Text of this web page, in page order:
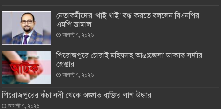
নেতাকর্মীদের ‘খাই খাই’ বন্ধ করতে বললেন বিএনপির
এমপি জামাল
আগস্ট ৭, ২০২৬
পিরোজপুরে চোরাই মহিষসহ আন্তঃজেলা ডাকাত সর্দার
গ্রেপ্তার
আগস্ট ৭, ২০২৬
পিরোজপুরের কঁচা নদী থেকে অজ্ঞাত ব্যক্তির লাশ উদ্ধার
আগস্ট ৭, ২০২৬